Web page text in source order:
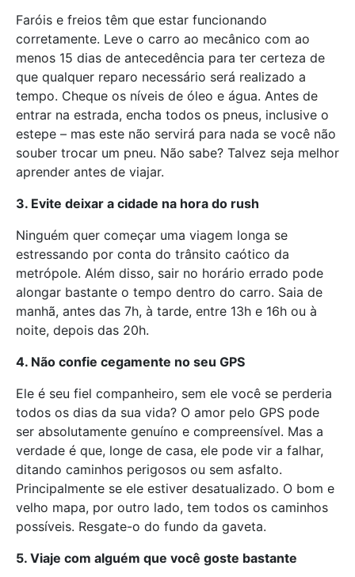
Faróis e freios têm que estar funcionando
corretamente. Leve o carro ao mecânico com ao
menos 15 dias de antecedência para ter certeza de
que qualquer reparo necessário será realizado a
tempo. Cheque os níveis de óleo e água. Antes de
entrar na estrada, encha todos os pneus, inclusive o
estepe – mas este não servirá para nada se você não
souber trocar um pneu. Não sabe? Talvez seja melhor
aprender antes de viajar.
3. Evite deixar a cidade na hora do rush
Ninguém quer começar uma viagem longa se
estressando por conta do trânsito caótico da
metrópole. Além disso, sair no horário errado pode
alongar bastante o tempo dentro do carro. Saia de
manhã, antes das 7h, à tarde, entre 13h e 16h ou à
noite, depois das 20h.
4. Não confie cegamente no seu GPS
Ele é seu fiel companheiro, sem ele você se perderia
todos os dias da sua vida? O amor pelo GPS pode
ser absolutamente genuíno e compreensível. Mas a
verdade é que, longe de casa, ele pode vir a falhar,
ditando caminhos perigosos ou sem asfalto.
Principalmente se ele estiver desatualizado. O bom e
velho mapa, por outro lado, tem todos os caminhos
possíveis. Resgate-o do fundo da gaveta.
5. Viaje com alguém que você goste bastante